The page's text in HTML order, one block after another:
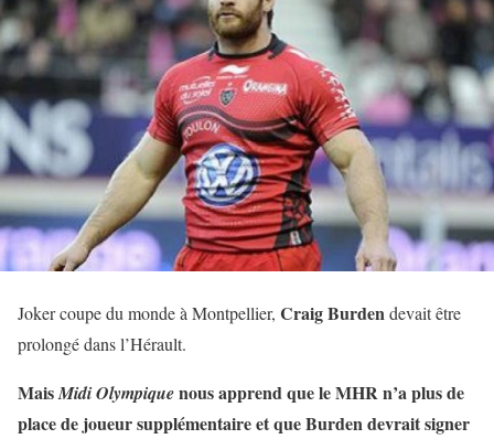
Joker coupe du monde à Montpellier, Craig Burdendevait être
prolongé dans l’Hérault.
MaisMidi Olympiquenous apprend que le MHR n’a plus de
place de joueur supplémentaire et que Burden devrait signer